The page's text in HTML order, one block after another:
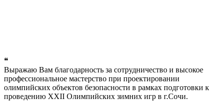
❝
Выражаю Вам благодарность за сотрудничество и высокое
профессиональное мастерство при проектировании
олимпийских объектов безопасности в рамках подготовки к
проведению XXII Олимпийских зимних игр в г.Сочи.